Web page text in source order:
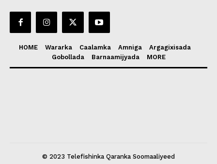
HOME Wararka Caalamka Amniga
Argagixisada
Gobollada
Barnaamijyada MORE
© 2023 Telefishinka Qaranka Soomaaliyeed